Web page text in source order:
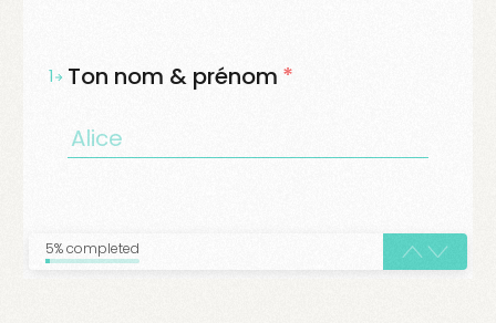
1 Ton nom & prénom *
5% completed